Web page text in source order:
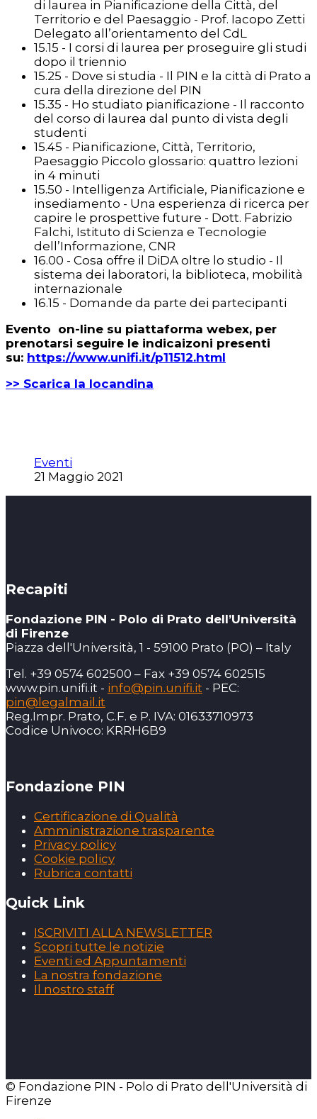
di laurea in Pianificazione della Città, del
Territorio e del Paesaggio - Prof. Iacopo Zetti
Delegato all’orientamento del CdL
15.15 - I corsi di laurea per proseguire gli studi
dopo il triennio
15.25 - Dove si studia - Il PIN e la città di Prato a
cura della direzione del PIN
15.35 - Ho studiato pianificazione - Il racconto
del corso di laurea dal punto di vista degli
studenti
15.45 - Pianificazione, Città, Territorio,
Paesaggio Piccolo glossario: quattro lezioni
in 4 minuti
15.50 - Intelligenza Artificiale, Pianificazione e
insediamento - Una esperienza di ricerca per
capire le prospettive future - Dott. Fabrizio
Falchi, Istituto di Scienza e Tecnologie
dell’Informazione, CNR
16.00 - Cosa offre il DiDA oltre lo studio - Il
sistema dei laboratori, la biblioteca, mobilità
internazionale
16.15 - Domande da parte dei partecipanti
Evento on-line su piattaforma webex, per
prenotarsi seguire le indicaizoni presenti
su: https://www.unifi.it/p11512.html
>> Scarica la locandina
Eventi
21 Maggio 2021
Recapiti
Fondazione PIN - Polo di Prato dell’Università
di Firenze
Piazza dell'Università, 1 - 59100 Prato (PO) – Italy
Tel. +39 0574 602500 – Fax +39 0574 602515
www.pin.unifi.it - info@pin.unifi.it - PEC:
pin@legalmail.it
Reg.Impr. Prato, C.F. e P. IVA: 01633710973
Codice Univoco: KRRH6B9
Fondazione PIN
Certificazione di Qualità
Amministrazione trasparente
Privacy policy
Cookie policy
Rubrica contatti
Quick Link
ISCRIVITI ALLA NEWSLETTER
Scopri tutte le notizie
Eventi ed Appuntamenti
La nostra fondazione
Il nostro staff
© Fondazione PIN - Polo di Prato dell'Università di
Firenze